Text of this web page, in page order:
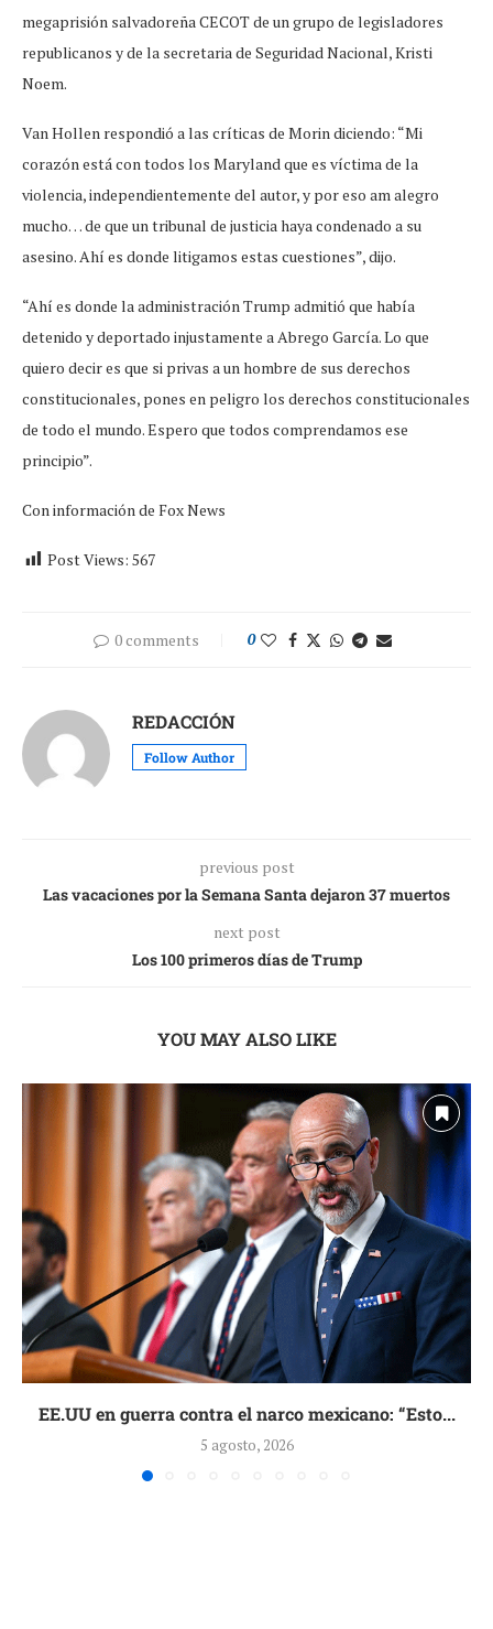
megaprisión salvadoreña CECOT de un grupo de legisladores
republicanos y de la secretaria de Seguridad Nacional, Kristi
Noem.
Van Hollen respondió a las críticas de Morin diciendo: “Mi
corazón está con todos los Maryland que es víctima de la
violencia, independientemente del autor, y por eso am alegro
mucho… de que un tribunal de justicia haya condenado a su
asesino. Ahí es donde litigamos estas cuestiones”, dijo.
“Ahí es donde la administración Trump admitió que había
detenido y deportado injustamente a Abrego García. Lo que
quiero decir es que si privas a un hombre de sus derechos
constitucionales, pones en peligro los derechos constitucionales
de todo el mundo. Espero que todos comprendamos ese
principio”.
Con información de Fox News
Post Views: 567
0 comments 0
REDACCIÓN
Follow Author
previous post
Las vacaciones por la Semana Santa dejaron 37 muertos
next post
Los 100 primeros días de Trump
YOU MAY ALSO LIKE
EE.UU en guerra contra el narco mexicano: “Esto...
5 agosto, 2026